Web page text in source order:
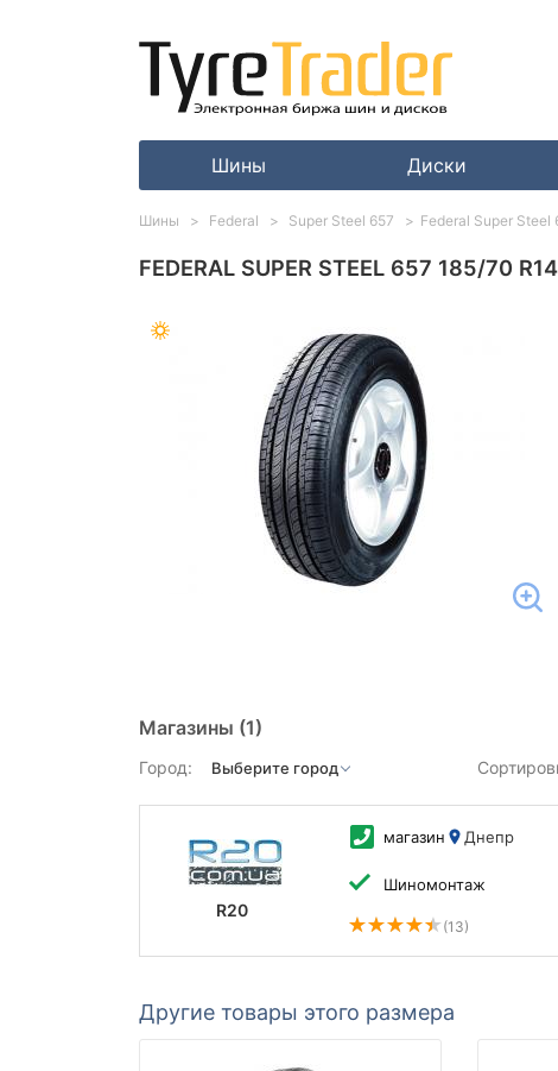
Шины Диски
FEDERAL SUPER STEEL 657 185/70
Магазины (1)
Город:
R20
магазин Днепр
Шиномонтаж
(13)
Другие товары этого размера
Шины Federal Super Steel 657 Federal Super Steel